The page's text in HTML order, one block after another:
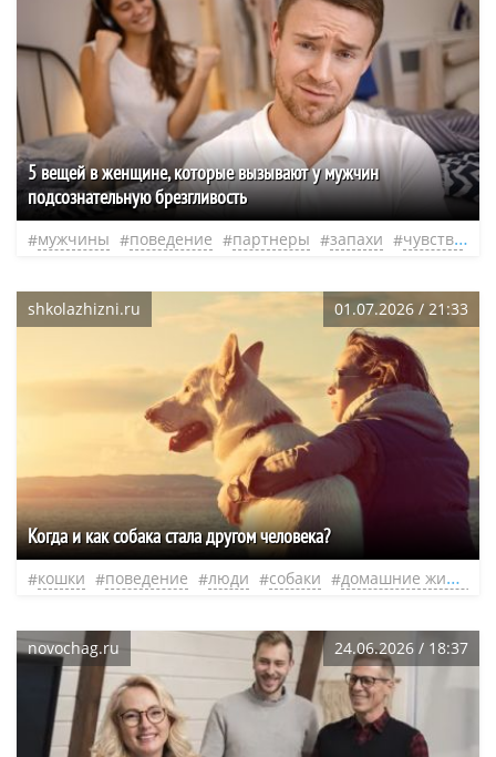
5 вещей в женщине, которые вызывают у мужчин
подсознательную брезгливость
мужчины поведение партнеры запахи чувства
shkolazhizni.ru 01.07.2026 / 21:33
Когда и как собака стала другом человека?
кошки поведение люди собаки домашние животные
novochag.ru 24.06.2026 / 18:37